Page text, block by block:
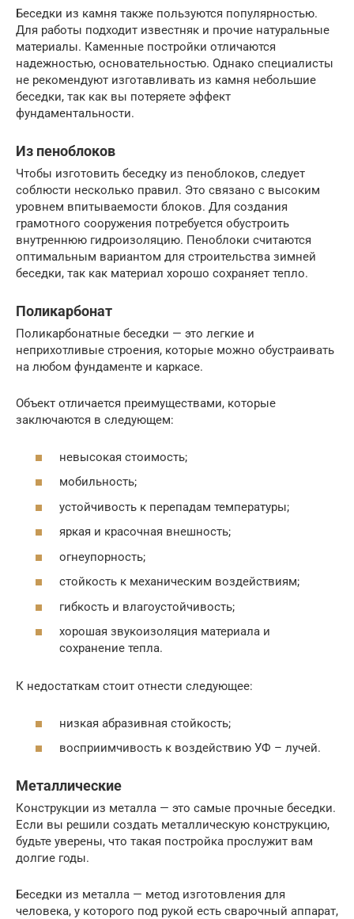
Беседки из камня также пользуются популярностью.
Для работы подходит известняк и прочие натуральные
материалы. Каменные постройки отличаются
надежностью, основательностью. Однако специалисты
не рекомендуют изготавливать из камня небольшие
беседки, так как вы потеряете эффект
фундаментальности.
Из пеноблоков
Чтобы изготовить беседку из пеноблоков, следует
соблюсти несколько правил. Это связано с высоким
уровнем впитываемости блоков. Для создания
грамотного сооружения потребуется обустроить
внутреннюю гидроизоляцию. Пеноблоки считаются
оптимальным вариантом для строительства зимней
беседки, так как материал хорошо сохраняет тепло.
Поликарбонат
Поликарбонатные беседки — это легкие и
неприхотливые строения, которые можно обустраивать
на любом фундаменте и каркасе.
Объект отличается преимуществами, которые
заключаются в следующем:
невысокая стоимость;
мобильность;
устойчивость к перепадам температуры;
яркая и красочная внешность;
огнеупорность;
стойкость к механическим воздействиям;
гибкость и влагоустойчивость;
хорошая звукоизоляция материала и
сохранение тепла.
К недостаткам стоит отнести следующее:
низкая абразивная стойкость;
восприимчивость к воздействию УФ – лучей.
Металлические
Конструкции из металла — это самые прочные беседки.
Если вы решили создать металлическую конструкцию,
будьте уверены, что такая постройка прослужит вам
долгие годы.
Беседки из металла — метод изготовления для
человека, у которого под рукой есть сварочный аппарат,